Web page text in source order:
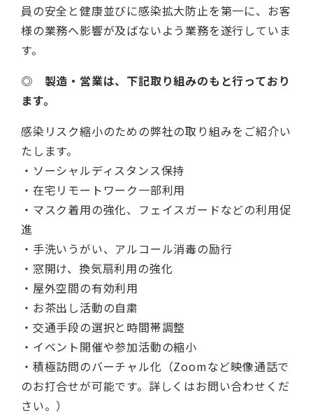
員の安全と健康並びに感染拡大防止を第一に、お客
様の業務へ影響が及ばないよう業務を遂行していま
す。
◎ 製造・営業は、下記取り組みのもと行っており
ます。
感染リスク縮小のための弊社の取り組みをご紹介い
たします。
・ソーシャルディスタンス保持
・在宅リモートワーク一部利用
・マスク着用の強化、フェイスガードなどの利用促
進
・手洗いうがい、アルコール消毒の励行
・窓開け、換気扇利用の強化
・屋外空間の有効利用
・お茶出し活動の自粛
・交通手段の選択と時間帯調整
・イベント開催や参加活動の縮小
・積極訪問のバーチャル化（Zoomなど映像通話で
のお打合せが可能です。詳しくはお問い合わせくだ
さい。）